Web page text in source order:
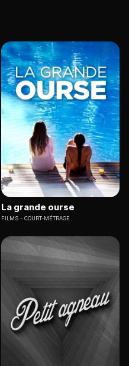
La grande ourse
FILMS COURT-MÉTRAGE